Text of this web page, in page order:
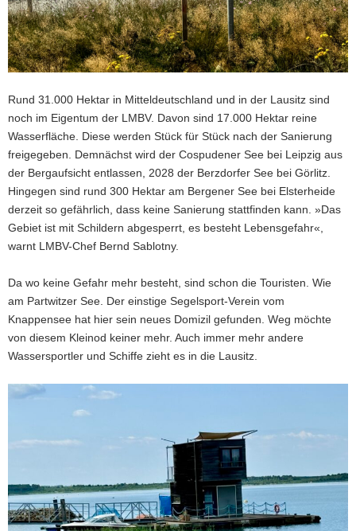
Rund 31.000 Hektar in Mitteldeutschland und in der Lausitz sind
noch im Eigentum der LMBV. Davon sind 17.000 Hektar reine
Wasserfläche. Diese werden Stück für Stück nach der Sanierung
freigegeben. Demnächst wird der Cospudener See bei Leipzig aus
der Bergaufsicht entlassen, 2028 der Berzdorfer See bei Görlitz.
Hingegen sind rund 300 Hektar am Bergener See bei Elsterheide
derzeit so gefährlich, dass keine Sanierung stattfinden kann. »Das
Gebiet ist mit Schildern abgesperrt, es besteht Lebensgefahr«,
warnt LMBV-Chef Bernd Sablotny.
Da wo keine Gefahr mehr besteht, sind schon die Touristen. Wie
am Partwitzer See. Der einstige Segelsport-Verein vom
Knappensee hat hier sein neues Domizil gefunden. Weg möchte
von diesem Kleinod keiner mehr. Auch immer mehr andere
Wassersportler und Schiffe zieht es in die Lausitz.